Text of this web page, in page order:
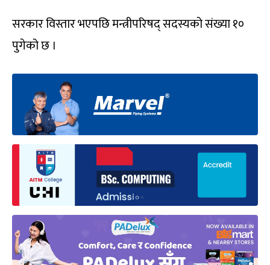
सरकार विस्तार भएपछि मन्त्रीपरिषद् सदस्यको संख्या १०
पुगेको छ ।